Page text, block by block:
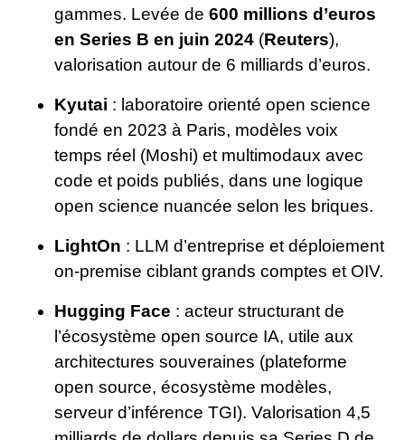
gammes. Levée de 600 millions d’euros
en Series B en juin 2024 (Reuters),
valorisation autour de 6 milliards d’euros.
Kyutai : laboratoire orienté open science
fondé en 2023 à Paris, modèles voix
temps réel (Moshi) et multimodaux avec
code et poids publiés, dans une logique
open science nuancée selon les briques.
LightOn : LLM d’entreprise et déploiement
on-premise ciblant grands comptes et OIV.
Hugging Face : acteur structurant de
l’écosystème open source IA, utile aux
architectures souveraines (plateforme
open source, écosystème modèles,
serveur d’inférence TGI). Valorisation 4,5